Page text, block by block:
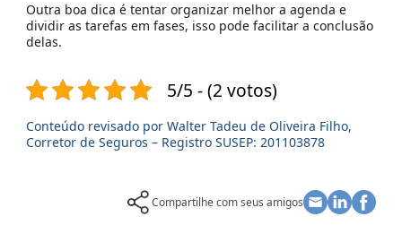
Outra boa dica é tentar organizar melhor a agenda e
dividir as tarefas em fases, isso pode facilitar a conclusão
delas.
5/5 - (2 votos)
Conteúdo revisado por Walter Tadeu de Oliveira Filho,
Corretor de Seguros – Registro SUSEP: 201103878
Compartilhe com seus amigos